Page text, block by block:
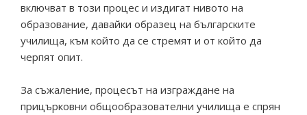
включват в този процес и издигат нивото на
образование, давайки образец на българските
училища, към който да се стремят и от който да
черпят опит.
За съжаление, процесът на изграждане на
прицърковни общообразователни училища е спрян